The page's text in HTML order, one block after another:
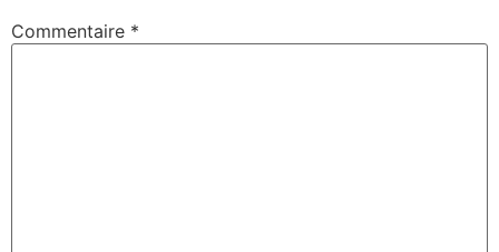
Commentaire *